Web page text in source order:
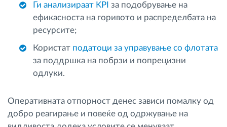
Ги анализираат KPI за подобрување на
ефикасноста на горивото и распределбата на
ресурсите;
Користат податоци за управување со флотата
за поддршка на побрзи и попрецизни
одлуки.
Оперативната отпорност денес зависи помалку од
добро реагирање и повеќе од одржување на